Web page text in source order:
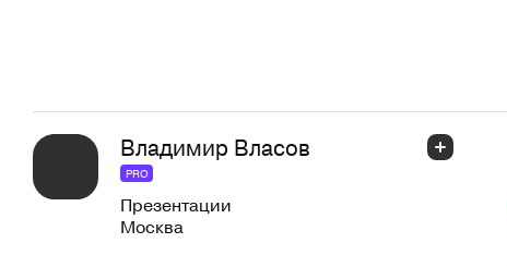
Владимир Власов
PRO
Презентации
Москва